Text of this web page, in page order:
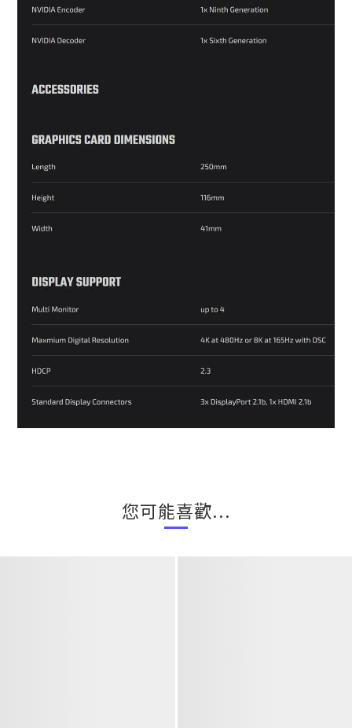
您可能喜歡...